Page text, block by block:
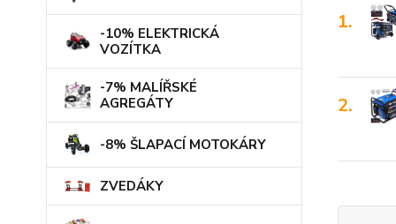
-10% ELEKTRICKÁ
VOZÍTKA
-7% MALÍŘSKÉ
AGREGÁTY
-8% ŠLAPACÍ MOTOKÁRY
ZVEDÁKY
1.
2.